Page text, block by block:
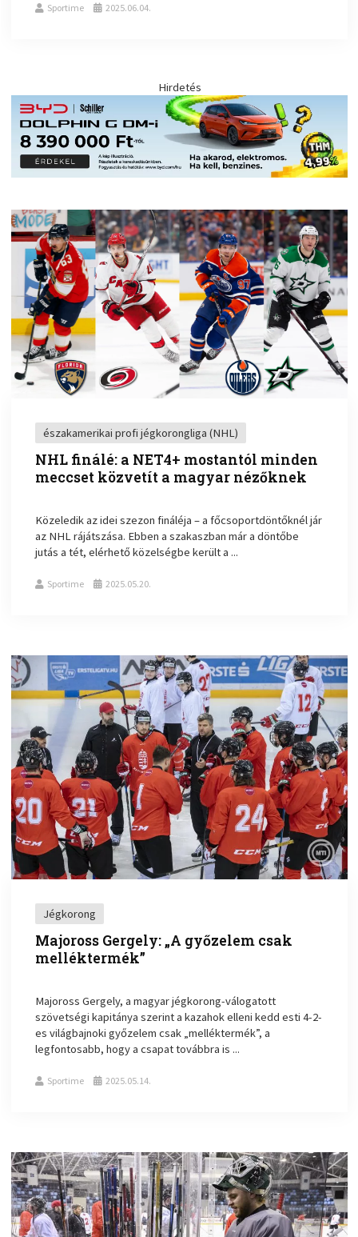
Sportime 2025.06.04.
Hirdetés
északamerikai profi jégkorongliga (NHL)
NHL finálé: a NET4+ mostantól minden
meccset közvetít a magyar nézőknek
Közeledik az idei szezon fináléja – a főcsoportdöntőknél jár
az NHL rájátszása. Ebben a szakaszban már a döntőbe
jutás a tét, elérhető közelségbe került a ...
Sportime 2025.05.20.
Jégkorong
Majoross Gergely: „A győzelem csak
melléktermék”
Majoross Gergely, a magyar jégkorong-válogatott
szövetségi kapitánya szerint a kazahok elleni kedd esti 4-2-
es világbajnoki győzelem csak „melléktermék”, a
legfontosabb, hogy a csapat továbbra is ...
Sportime 2025.05.14.